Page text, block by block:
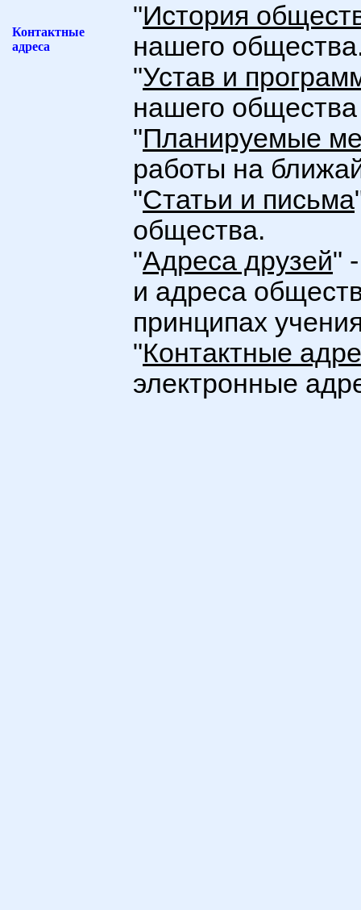
"История
нашего
"Устав и
нашего общества
"Планируемые
работы на
"Статьи и письма
общества.
"Адреса друзей"
и адреса
принципах
"Контактные
электронные
Контактные
адреса